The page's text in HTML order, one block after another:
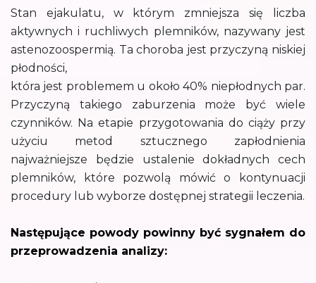
Stan ejakulatu, w którym zmniejsza się liczba
aktywnych i ruchliwych plemników, nazywany jest
astenozoospermią. Ta choroba jest przyczyną niskiej
płodności,
która jest problemem u około 40% niepłodnych par.
Przyczyną takiego zaburzenia może być wiele
czynników. Na etapie przygotowania do ciąży przy
użyciu metod sztucznego zapłodnienia
najważniejsze będzie ustalenie dokładnych cech
plemników, które pozwolą mówić o kontynuacji
procedury lub wyborze dostępnej strategii leczenia.
Następujące powody powinny być sygnałem do
przeprowadzenia analizy: